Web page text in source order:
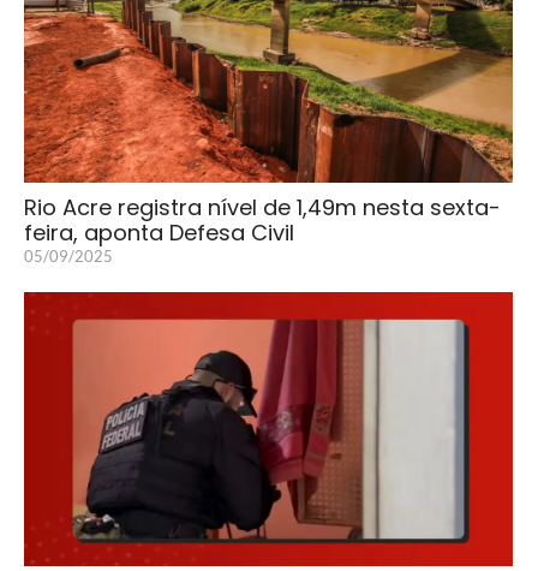
Rio Acre registra nível de 1,49m nesta sexta-
feira, aponta Defesa Civil
05/09/2025